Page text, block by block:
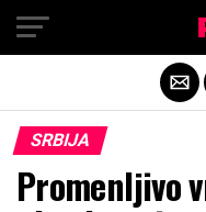
SRBIJA
Promenljivo